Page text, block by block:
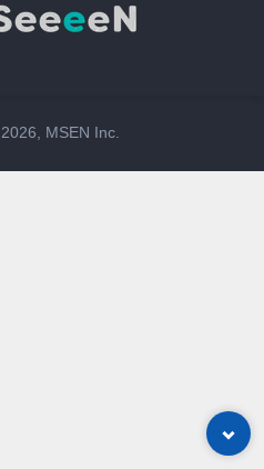
2026, MSEN Inc.